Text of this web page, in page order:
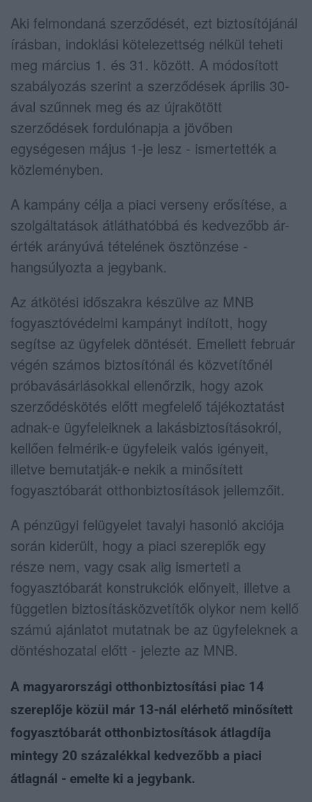
Aki felmondaná szerződését, ezt biztosítójánál
írásban, indoklási kötelezettség nélkül teheti
meg március 1. és 31. között. A módosított
szabályozás szerint a szerződések április 30-
ával szűnnek meg és az újrakötött
szerződések fordulónapja a jövőben
egységesen május 1-je lesz - ismertették a
közleményben.
A kampány célja a piaci verseny erősítése, a
szolgáltatások átláthatóbbá és kedvezőbb ár-
érték arányúvá tételének ösztönzése -
hangsúlyozta a jegybank.
Az átkötési időszakra készülve az MNB
fogyasztóvédelmi kampányt indított, hogy
segítse az ügyfelek döntését. Emellett február
végén számos biztosítónál és közvetítőnél
próbavásárlásokkal ellenőrzik, hogy azok
szerződéskötés előtt megfelelő tájékoztatást
adnak-e ügyfeleiknek a lakásbiztosításokról,
kellően felmérik-e ügyfeleik valós igényeit,
illetve bemutatják-e nekik a minősített
fogyasztóbarát otthonbiztosítások jellemzőit.
A pénzügyi felügyelet tavalyi hasonló akciója
során kiderült, hogy a piaci szereplők egy
része nem, vagy csak alig ismerteti a
fogyasztóbarát konstrukciók előnyeit, illetve a
független biztosításközvetítők olykor nem kellő
számú ajánlatot mutatnak be az ügyfeleknek a
döntéshozatal előtt - jelezte az MNB.
A magyarországi otthonbiztosítási piac 14
szereplője közül már 13-nál elérhető minősített
fogyasztóbarát otthonbiztosítások átlagdíja
mintegy 20 százalékkal kedvezőbb a piaci
átlagnál - emelte ki a jegybank.